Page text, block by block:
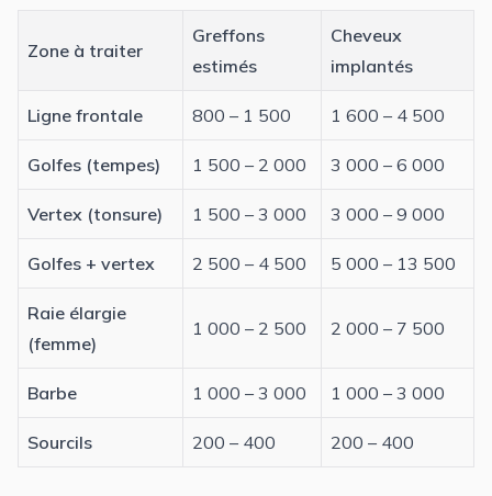
Zone à traiter
Greffons
estimés
Cheveux
implantés
Ligne frontale 800 – 1 500 1 600 – 4 500
Golfes (tempes) 1 500 – 2 000 3 000 – 6 000
Vertex (tonsure) 1 500 – 3 000 3 000 – 9 000
Golfes + vertex 2 500 – 4 500 5 000 – 13 500
Raie élargie
(femme)
1 000 – 2 500 2 000 – 7 500
Barbe 1 000 – 3 000 1 000 – 3 000
Sourcils 200 – 400 200 – 400